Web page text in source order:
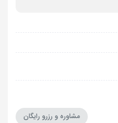
مشاوره و رزرو رایگان